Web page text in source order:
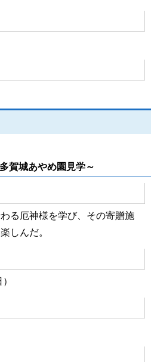
賀城あやめ園見学～
る厄神様を学び、その寄贈施
しんだ。